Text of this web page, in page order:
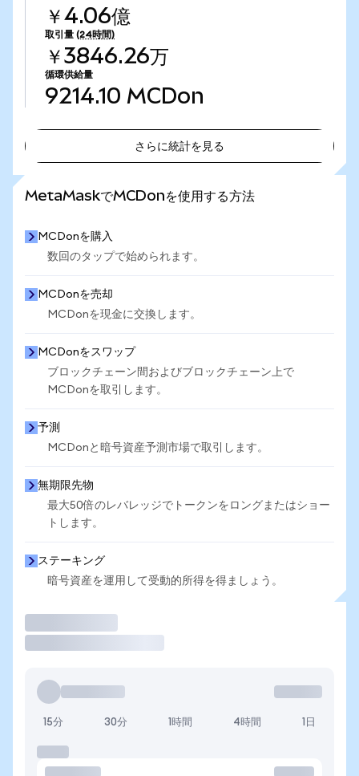
￥4.06億
取引量 (24時間)
￥3846.26万
循環供給量
9214.10 MCDon
さらに統計を見る
MetaMaskでMCDonを使用する方法
MCDonを購入
数回のタップで始められます。
MCDonを売却
MCDonを現金に交換します。
MCDonをスワップ
ブロックチェーン間およびブロックチェーン上で
MCDonを取引します。
予測
MCDonと暗号資産予測市場で取引します。
無期限先物
最大50倍のレバレッジでトークンをロングまたはショー
トします。
ステーキング
暗号資産を運用して受動的所得を得ましょう。
15分 30分 1時間 4時間 1日